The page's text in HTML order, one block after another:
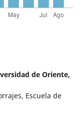
de Oriente,
Escuela de